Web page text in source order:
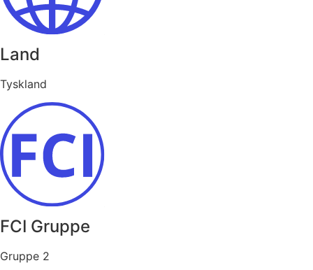
Land
Tyskland
FCI Gruppe
Gruppe 2